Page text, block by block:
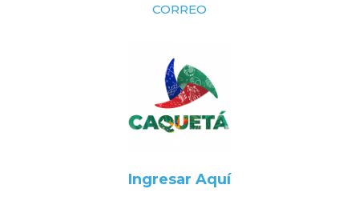
CORREO
Ingresar Aquí